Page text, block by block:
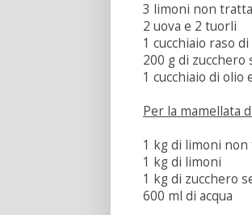
3 limoni non
2 uova e 2 tuorli
1 cucchiaio raso
200 g di zucchero
1 cucchiaio di olio
Per la mamellata
1 kg di limoni
1 kg di limoni
1 kg di zucchero
600 ml di acqua